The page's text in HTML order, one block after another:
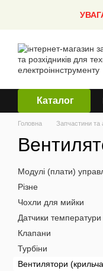
Каталог
Головна Запчастини та
Модулі (плати)
Різне
Чохли для мийки
Датчики температури
Клапани
Турбіни
Вентилятори